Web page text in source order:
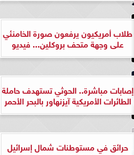
طلاب أمريكيون يرفعون صورة الخامنئي
على وجهة متحف بروكلين... فيديو
إصابات مباشرة.. الحوثي تستهدف حاملة
الطائرات الأمريكية آيزنهاور بالبحر الأحمر
حرائق في مستوطنات شمال إسرائيل